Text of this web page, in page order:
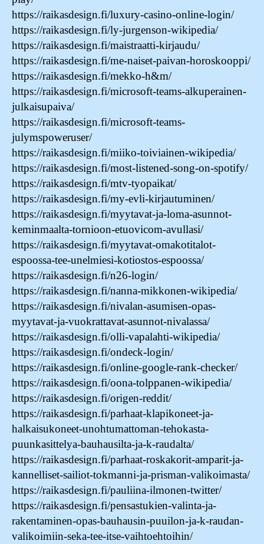
https://raikasdesign.fi/luxury-casino-online-login/
https://raikasdesign.fi/ly-jurgenson-wikipedia/
https://raikasdesign.fi/maistraatti-kirjaudu/
https://raikasdesign.fi/me-naiset-paivan-horoskooppi/
https://raikasdesign.fi/mekko-h&m/
https://raikasdesign.fi/microsoft-teams-alkuperainen-
julkaisupaiva/
https://raikasdesign.fi/microsoft-teams-
julymspoweruser/
https://raikasdesign.fi/miiko-toiviainen-wikipedia/
https://raikasdesign.fi/most-listened-song-on-spotify/
https://raikasdesign.fi/mtv-tyopaikat/
https://raikasdesign.fi/my-evli-kirjautuminen/
https://raikasdesign.fi/myytavat-ja-loma-asunnot-
keminmaalta-tornioon-etuovicom-avullasi/
https://raikasdesign.fi/myytavat-omakotitalot-
espoossa-tee-unelmiesi-kotiostos-espoossa/
https://raikasdesign.fi/n26-login/
https://raikasdesign.fi/nanna-mikkonen-wikipedia/
https://raikasdesign.fi/nivalan-asumisen-opas-
myytavat-ja-vuokrattavat-asunnot-nivalassa/
https://raikasdesign.fi/olli-vapalahti-wikipedia/
https://raikasdesign.fi/ondeck-login/
https://raikasdesign.fi/online-google-rank-checker/
https://raikasdesign.fi/oona-tolppanen-wikipedia/
https://raikasdesign.fi/origen-reddit/
https://raikasdesign.fi/parhaat-klapikoneet-ja-
halkaisukoneet-unohtumattoman-tehokasta-
puunkasittelya-bauhausilta-ja-k-raudalta/
https://raikasdesign.fi/parhaat-roskakorit-amparit-ja-
kannelliset-sailiot-tokmanni-ja-prisman-valikoimasta/
https://raikasdesign.fi/pauliina-ilmonen-twitter/
https://raikasdesign.fi/pensastukien-valinta-ja-
rakentaminen-opas-bauhausin-puuilon-ja-k-raudan-
valikoimiin-seka-tee-itse-vaihtoehtoihin/